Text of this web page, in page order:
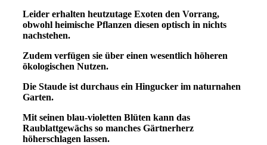
Leider erhalten heutzutage Exoten den Vorrang,
obwohl heimische Pflanzen diesen optisch in nichts
nachstehen.
Zudem verfügen sie über einen wesentlich höheren
ökologischen Nutzen.
Die Staude ist durchaus ein Hingucker im naturnahen
Garten.
Mit seinen blau-violetten Blüten kann das
Raublattgewächs so manches Gärtnerherz
höherschlagen lassen.